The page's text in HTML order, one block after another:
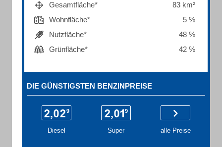
Gesamtfläche*
83 km²
Wohnfläche*
5 %
Nutzfläche*
48 %
Grünfläche*
42 %
DIE GÜNSTIGSTEN BENZINPREISE
Diesel Super alle Preise